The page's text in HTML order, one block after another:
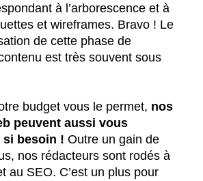
à l’arborescence et à
et wireframes. Bravo ! Le
de cette phase de
est très souvent sous
budget vous le permet, nos
peuvent aussi vous
si besoin ! Outre un gain de
nos rédacteurs sont rodés à
au SEO. C’est un plus pour